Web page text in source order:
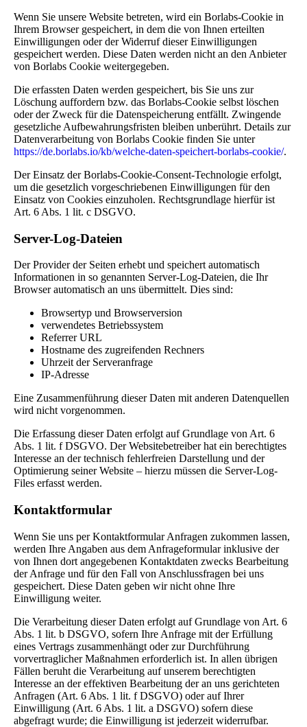
Wenn Sie unsere Website betreten, wird ein Borlabs-Cookie in
Ihrem Browser gespeichert, in dem die von Ihnen erteilten
Einwilligungen oder der Widerruf dieser Einwilligungen
gespeichert werden. Diese Daten werden nicht an den Anbieter
von Borlabs Cookie weitergegeben.
Die erfassten Daten werden gespeichert, bis Sie uns zur
Löschung auffordern bzw. das Borlabs-Cookie selbst löschen
oder der Zweck für die Datenspeicherung entfällt. Zwingende
gesetzliche Aufbewahrungsfristen bleiben unberührt. Details zur
Datenverarbeitung von Borlabs Cookie finden Sie unter
https://de.borlabs.io/kb/welche-daten-speichert-borlabs-cookie/.
Der Einsatz der Borlabs-Cookie-Consent-Technologie erfolgt,
um die gesetzlich vorgeschriebenen Einwilligungen für den
Einsatz von Cookies einzuholen. Rechtsgrundlage hierfür ist
Art. 6 Abs. 1 lit. c DSGVO.
Server-Log-Dateien
Der Provider der Seiten erhebt und speichert automatisch
Informationen in so genannten Server-Log-Dateien, die Ihr
Browser automatisch an uns übermittelt. Dies sind:
Browsertyp und Browserversion
verwendetes Betriebssystem
Referrer URL
Hostname des zugreifenden Rechners
Uhrzeit der Serveranfrage
IP-Adresse
Eine Zusammenführung dieser Daten mit anderen Datenquellen
wird nicht vorgenommen.
Die Erfassung dieser Daten erfolgt auf Grundlage von Art. 6
Abs. 1 lit. f DSGVO. Der Websitebetreiber hat ein berechtigtes
Interesse an der technisch fehlerfreien Darstellung und der
Optimierung seiner Website – hierzu müssen die Server-Log-
Files erfasst werden.
Kontaktformular
Wenn Sie uns per Kontaktformular Anfragen zukommen lassen,
werden Ihre Angaben aus dem Anfrageformular inklusive der
von Ihnen dort angegebenen Kontaktdaten zwecks Bearbeitung
der Anfrage und für den Fall von Anschlussfragen bei uns
gespeichert. Diese Daten geben wir nicht ohne Ihre
Einwilligung weiter.
Die Verarbeitung dieser Daten erfolgt auf Grundlage von Art. 6
Abs. 1 lit. b DSGVO, sofern Ihre Anfrage mit der Erfüllung
eines Vertrags zusammenhängt oder zur Durchführung
vorvertraglicher Maßnahmen erforderlich ist. In allen übrigen
Fällen beruht die Verarbeitung auf unserem berechtigten
Interesse an der effektiven Bearbeitung der an uns gerichteten
Anfragen (Art. 6 Abs. 1 lit. f DSGVO) oder auf Ihrer
Einwilligung (Art. 6 Abs. 1 lit. a DSGVO) sofern diese
abgefragt wurde; die Einwilligung ist jederzeit widerrufbar.